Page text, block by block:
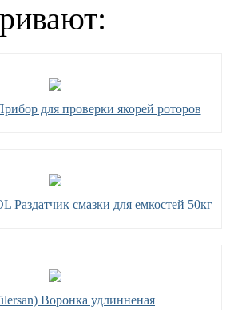
для проверки якорей роторов
Раздатчик смазки для емкостей 50кг
Воронка удлинненая